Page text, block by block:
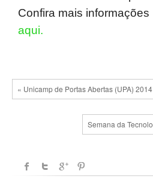
Confira mais informações
aqui.
« Unicamp de Portas Abertas (UPA) 2014
Semana da